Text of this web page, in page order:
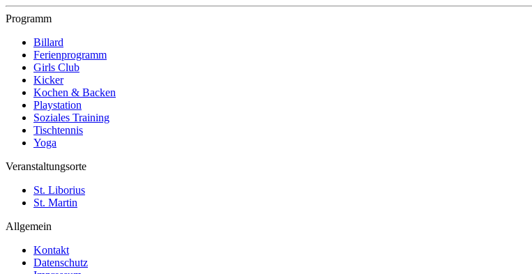
Programm
Billard
Ferienprogramm
Girls Club
Kicker
Kochen & Backen
Playstation
Soziales Training
Tischtennis
Yoga
Veranstaltungsorte
St. Liborius
St. Martin
Allgemein
Kontakt
Datenschutz